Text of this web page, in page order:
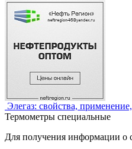
Элегаз: свойства,
Термометры специальные
Для получения информации о